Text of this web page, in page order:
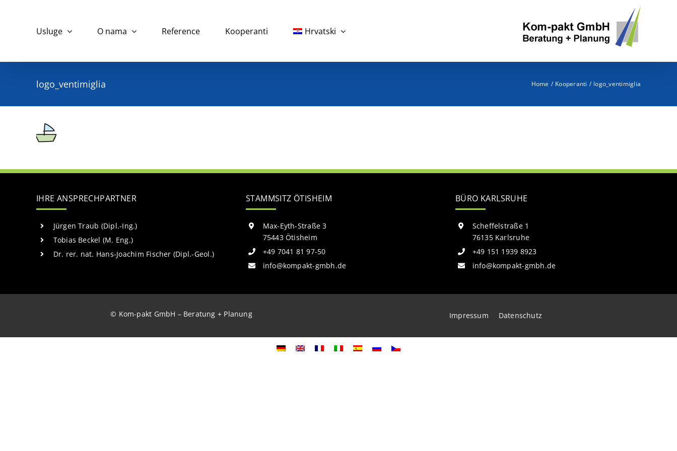
Usluge O nama Reference Kooperanti Hrvatski
logo_ventimiglia Home Kooperanti logo_ventimiglia
IHRE ANSPRECHPARTNER
Jürgen Traub (Dipl.-Ing.)
Tobias Beckel (M. Eng.)
Dr. rer. nat. Hans-Joachim Fischer (Dipl.-Geol.)
STAMMSITZ ÖTISHEIM
Max-Eyth-Straße 3
75443 Ötisheim
+49 7041 81 97-50
info@kompakt-gmbh.de
BÜRO KARLSRUHE
Scheffelstraße 1
76135 Karlsruhe
+49 151 1939 8923
info@kompakt-gmbh.de
© Kom-pakt GmbH – Beratung + Planung Impressum Datenschutz